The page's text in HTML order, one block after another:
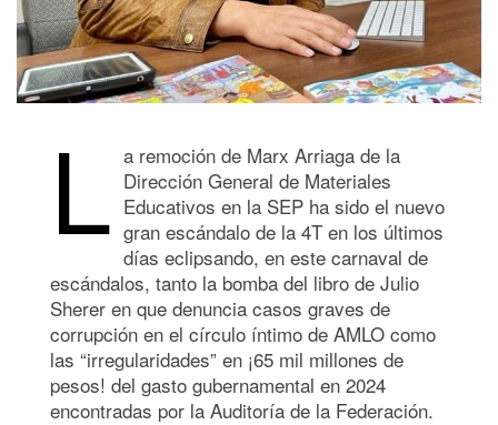
L a remoción de Marx Arriaga de la
Dirección General de Materiales
Educativos en la SEP ha sido el nuevo
gran escándalo de la 4T en los últimos
días eclipsando, en este carnaval de
escándalos, tanto la bomba del libro de Julio
Sherer en que denuncia casos graves de
corrupción en el círculo íntimo de AMLO como
las “irregularidades” en ¡65 mil millones de
pesos! del gasto gubernamental en 2024
encontradas por la Auditoría de la Federación.